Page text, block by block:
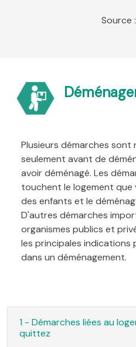
Source :
Plusieurs démarches sont
seulement avant de
avoir déménagé. Les
touchent le logement
des enfants et le
D'autres démarches
organismes publics et
les principales
dans un déménagement.
1 - Démarches liées au
quittez